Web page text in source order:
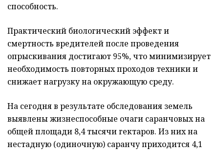
способность.
Практический биологический эффект и
смертность вредителей после проведения
опрыскивания достигают 95%, что минимизирует
необходимость повторных проходов техники и
снижает нагрузку на окружающую среду.
На сегодня в результате обследования земель
выявлены жизнеспособные очаги саранчовых на
общей площади 8,4 тысячи гектаров. Из них на
нестадную (одиночную) саранчу приходится 4,1